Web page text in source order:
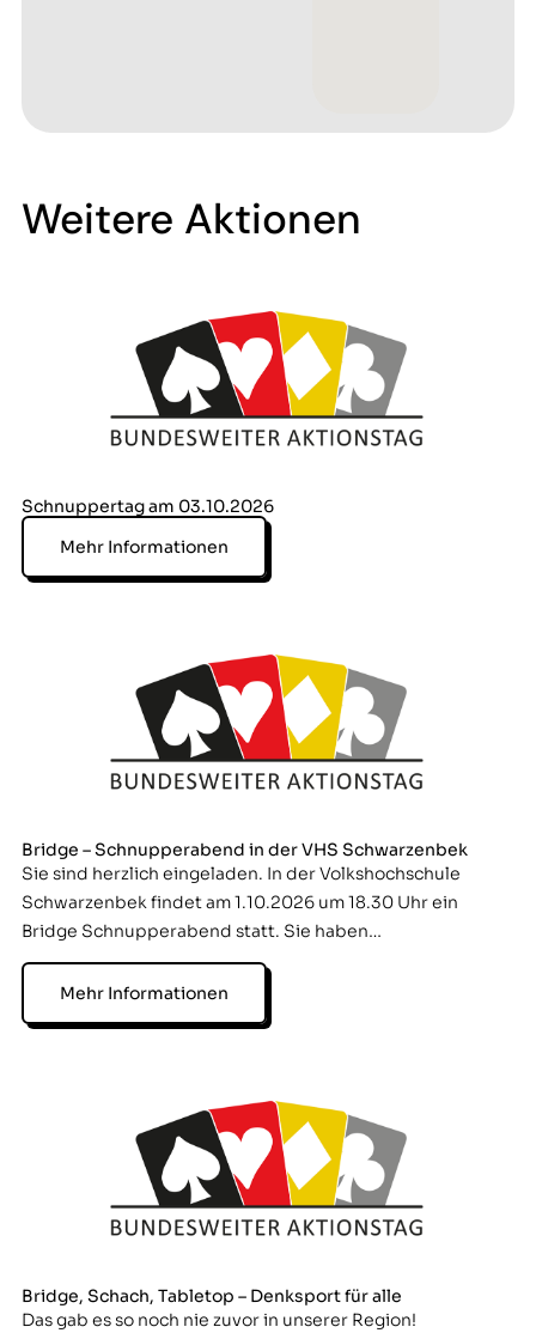
Weitere Aktionen
Schnuppertag am 03.10.2026
Mehr Informationen
Bridge – Schnupperabend in der VHS Schwarzenbek
Sie sind herzlich eingeladen. In der Volkshochschule
Schwarzenbek findet am 1.10.2026 um 18.30 Uhr ein
Bridge Schnupperabend statt. Sie haben…
Mehr Informationen
Bridge, Schach, Tabletop – Denksport für alle
Das gab es so noch nie zuvor in unserer Region!